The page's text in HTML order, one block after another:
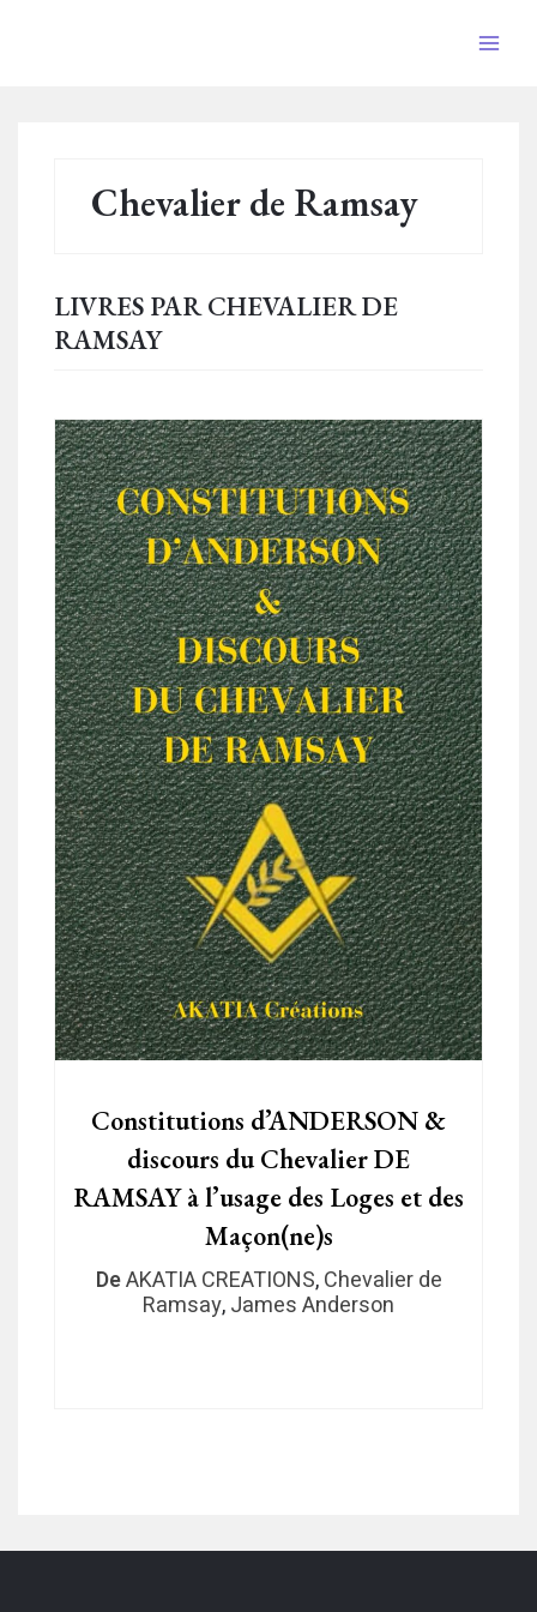
Chevalier de Ramsay
LIVRES PAR CHEVALIER DE
RAMSAY
Constitutions d’ANDERSON &
discours du Chevalier DE
RAMSAY à l’usage des Loges et des
Maçon(ne)s
DeAKATIA CREATIONS,Chevalier de
Ramsay,James Anderson